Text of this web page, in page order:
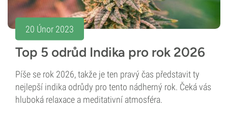
20 Únor 2023
Top 5 odrůd Indika pro rok 2026
Píše se rok 2026, takže je ten pravý čas představit ty
nejlepší indika odrůdy pro tento nádherný rok. Čeká vás
hluboká relaxace a meditativní atmosféra.